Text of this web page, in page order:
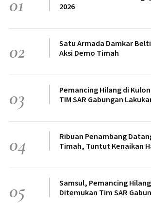
2026
02
Satu Armada Damkar
Aksi Demo Timah
03
Pemancing Hilang di
TIM SAR Gabungan
04
Ribuan Penambang
Timah, Tuntut Kenaikan
05
Samsul, Pemancing
Ditemukan Tim SAR